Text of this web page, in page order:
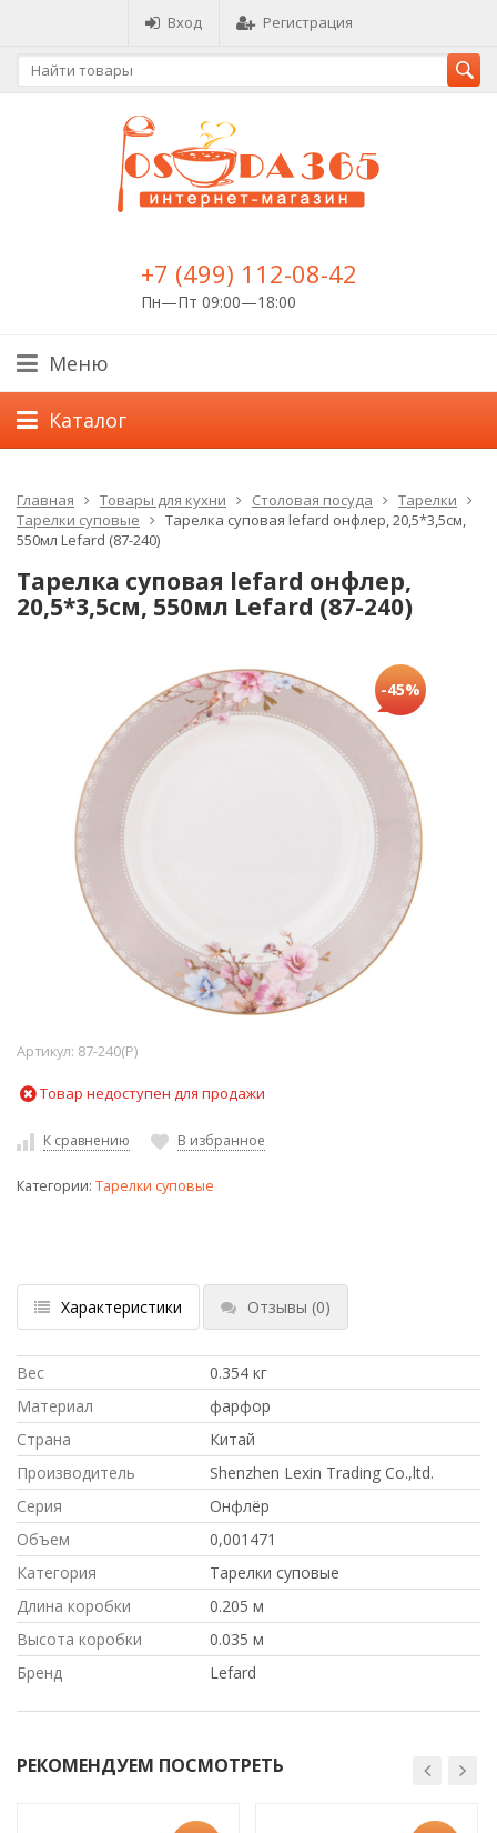
Вход Регистрация
+7 (499) 112-08-42
Пн—Пт 09:00—18:00
Меню
Каталог
Главная Товары для кухни Столовая посуда
Тарелки
Тарелки суповые
Тарелка суповая lefard онфлер, 20,5*3,5см,
550мл Lefard (87-240)
Тарелка суповая lefard онфлер,
20,5*3,5см, 550мл Lefard (87-240)
-45%
Артикул: 87-240(P)
Товар недоступен для продажи
К сравнению В избранное
Категории: Тарелки суповые
Характеристики Отзывы (0)
Вес
0.354 кг
Материал
фарфор
Страна
Китай
Производитель
Shenzhen Lexin Trading Co.,ltd.
Серия
Онфлёр
Объем
0,001471
Категория
Тарелки суповые
Длина коробки
0.205 м
Высота коробки
0.035 м
Бренд
Lefard
РЕКОМЕНДУЕМ ПОСМОТРЕТЬ